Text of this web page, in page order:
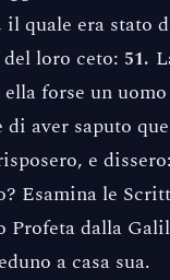
quale era stato
loro ceto: 51.
ella forse un
di aver saputo
e
Esamina le
Profeta dalla
a casa sua.